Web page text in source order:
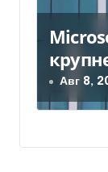
Индии
Авг 8,